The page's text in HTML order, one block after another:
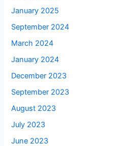
January 2025
September 2024
March 2024
January 2024
December 2023
September 2023
August 2023
July 2023
June 2023